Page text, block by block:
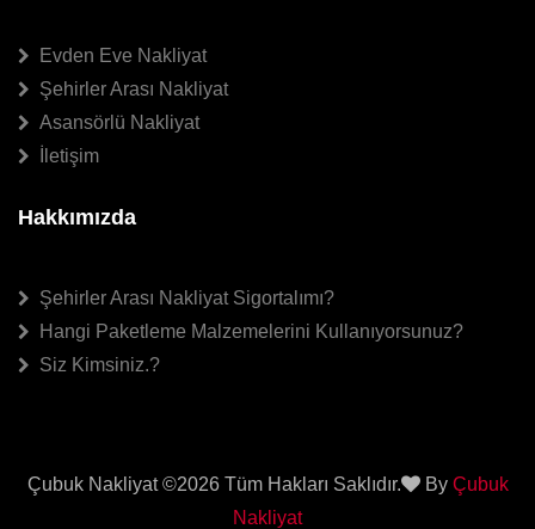
Evden Eve Nakliyat
Şehirler Arası Nakliyat
Asansörlü Nakliyat
İletişim
Hakkımızda
Şehirler Arası Nakliyat Sigortalımı?
Hangi Paketleme Malzemelerini Kullanıyorsunuz?
Siz Kimsiniz.?
Çubuk Nakliyat ©2026 Tüm Hakları Saklıdır. By Çubuk
Nakliyat